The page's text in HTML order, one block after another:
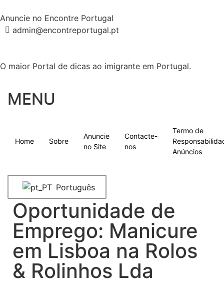
Anuncie no Encontre Portugal
admin@encontreportugal.pt
O maior Portal de dicas ao imigrante em Portugal.
MENU
Home Sobre
Anuncie
no Site
Contacte-
nos
Termo de
Anúncios
Português
Oportunidade de
Emprego: Manicure
em Lisboa na Rolos
& Rolinhos Lda